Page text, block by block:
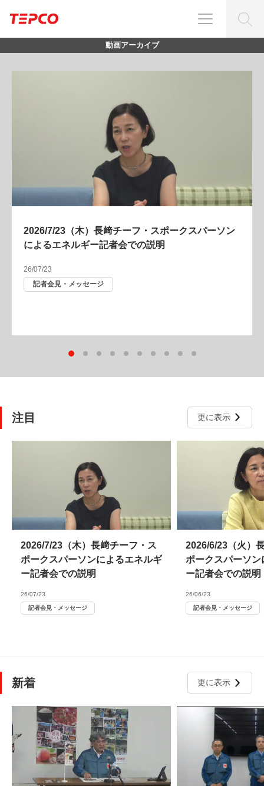
動画アーカイブ
2026/7/23（木）長﨑チーフ・スポークスパーソン
によるエネルギー記者会での説明
26/07/23
記者会見・メッセージ
注目 更に表示
2026/7/23（木）長﨑チーフ・ス
ポークスパーソンによるエネルギ
ー記者会での説明
26/07/23
記者会見・メッセージ
2026/6/23（火）
ポークスパーソ
ー記者会での説明
26/06/23
記者会見・メッセージ
新着 更に表示